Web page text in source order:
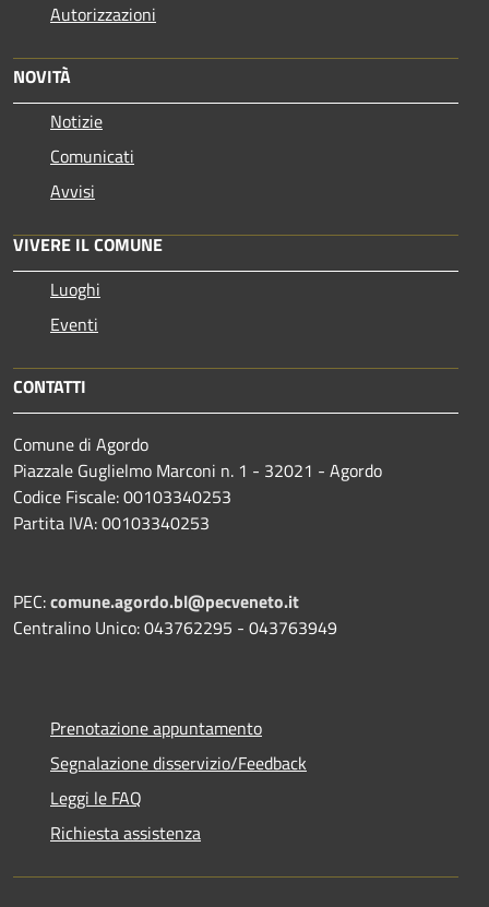
Autorizzazioni
NOVITÀ
Notizie
Comunicati
Avvisi
VIVERE IL COMUNE
Luoghi
Eventi
CONTATTI
Comune di Agordo
Piazzale Guglielmo Marconi n. 1 - 32021 - Agordo
Codice Fiscale: 00103340253
Partita IVA: 00103340253
PEC:comune.agordo.bl@pecveneto.it
Centralino Unico: 043762295 - 043763949
Prenotazione appuntamento
Segnalazione disservizio/Feedback
Leggi le FAQ
Richiesta assistenza